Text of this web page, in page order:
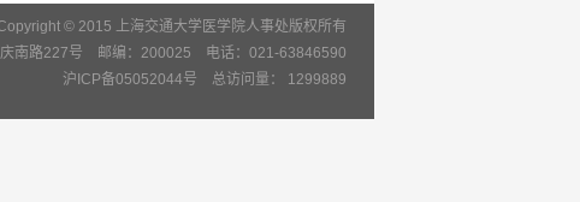
© 2015 上海交通大学医学院人事处版权所有
庆南路227号 邮编：200025 电话：021-63846590
沪ICP备05052044号 总访问量： 1299889